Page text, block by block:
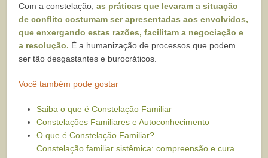
Com a constelação,as práticas que levaram a situação
de conflito costumam ser apresentadas aos envolvidos,
que enxergando estas razões, facilitam a negociação e
a resolução. É a humanização de processos que podem
ser tão desgastantes e burocráticos.
Você também pode gostar
Saiba o que é Constelação Familiar
Constelações Familiares e Autoconhecimento
O que é Constelação Familiar?
Constelação familiar sistêmica: compreensão e cura